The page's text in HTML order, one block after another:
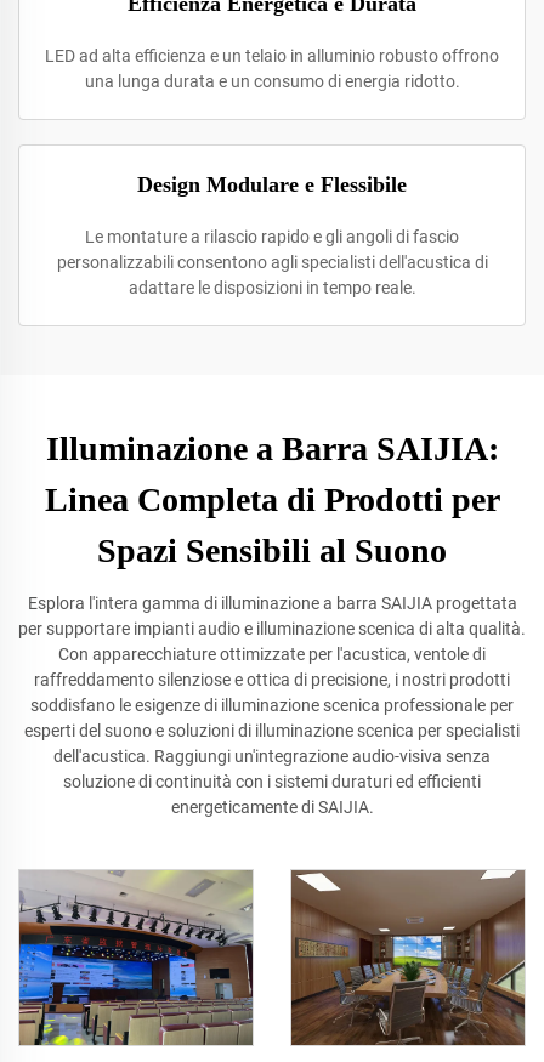
LED ad alta efficienza e un telaio in alluminio robusto offrono
una lunga durata e un consumo di energia ridotto.
Design Modulare e Flessibile
Le montature a rilascio rapido e gli angoli di fascio
personalizzabili consentono agli specialisti dell'acustica di
adattare le disposizioni in tempo reale.
Illuminazione a Barra SAIJIA:
Linea Completa di Prodotti per
Spazi Sensibili al Suono
Esplora l'intera gamma di illuminazione a barra SAIJIA progettata
per supportare impianti audio e illuminazione scenica di alta qualità.
Con apparecchiature ottimizzate per l'acustica, ventole di
raffreddamento silenziose e ottica di precisione, i nostri prodotti
soddisfano le esigenze di illuminazione scenica professionale per
esperti del suono e soluzioni di illuminazione scenica per specialisti
dell'acustica. Raggiungi un'integrazione audio-visiva senza
soluzione di continuità con i sistemi duraturi ed efficienti
energeticamente di SAIJIA.